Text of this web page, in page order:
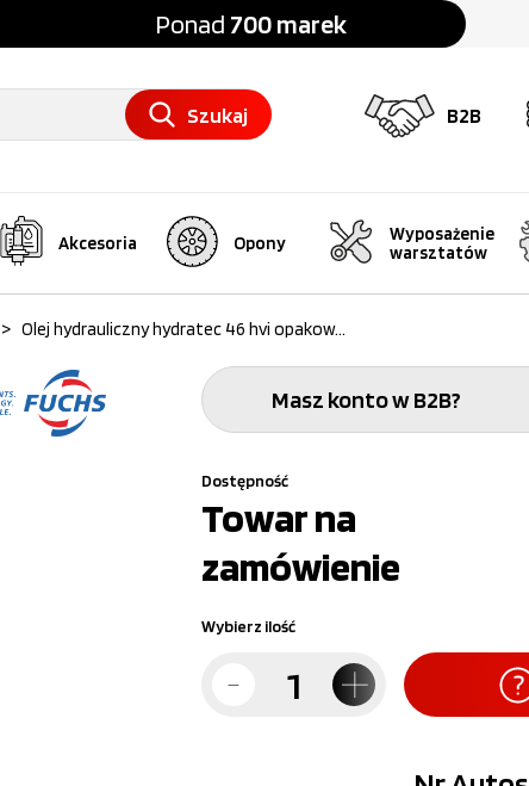
Ponad 700 marek
B2B
Szukaj
Akcesoria Opony
Wyposażenie
warsztatów
> Olej hydrauliczny hydratec 46 hvi opakow...
Masz konto w B2B?
Dostępność
Towar na
zamówienie
Wybierz ilość